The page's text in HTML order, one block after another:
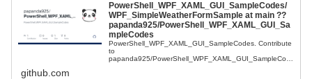
PowerShell_WPF_XAML_GUI_SampleCodes/
WPF_SimpleWeatherFormSample at main ??
papanda925/PowerShell_WPF_XAML_GUI_Sa
mpleCodes
PowerShell_WPF_XAML_GUI_SampleCodes. Contribute
to
papanda925/PowerShell_WPF_XAML_GUI_SampleCod
github.com